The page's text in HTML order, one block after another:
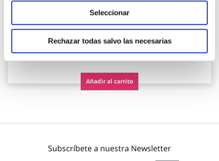
Seleccionar
Rechazar todas salvo las necesarias
Desengrasante energico profesional 750 ml pistola
Codi
3,29 €
Añadir al carrito
Subscríbete a nuestra Newsletter